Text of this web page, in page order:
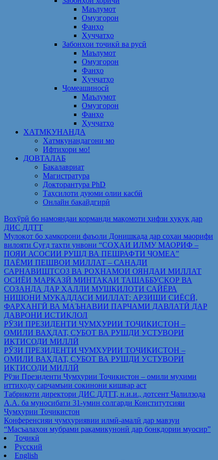
Маълумот
Омузгорон
Фанҳо
Ҳуҷҷатҳо
Забонҳои тоҷикӣ ва русӣ
Маълумот
Омузгорон
Фанҳо
Ҳуҷҷатҳо
Ҷомеашиносӣ
Маълумот
Омузгорон
Фанҳо
Ҳуҷҷатҳо
ХАТМКУНАНДА
Хатмкунандагони мо
Ифтихори мо!
ДОВТАЛАБ
Бакалавриат
Магистратура
Докторантура PhD
Таҳсилоти дуюми олии касбӣ
Онлайн бақайдгирӣ
Вохўрӣ бо намояндаи корманди мақомоти ҳифзи ҳуқуқ дар
ДИС ДДТТ
Мулоқот бо ҳамкорони фаъоли Донишкада дар соҳаи маорифи
вилояти Суғд таҳти унвони “СОҲАИ ИЛМУ МАОРИФ –
ПОЯИ АСОСИИ РУШД ВА ПЕШРАФТИ ҶОМЕА”
ПАЁМИ ПЕШВОИ МИЛЛАТ – САНАДИ
САРНАВИШТСОЗ ВА РОҲНАМОИ ОЯНДАИ МИЛЛАТ
ОСИЁИ МАРКАЗӢ МИНТАҚАИ ТАШАББУСКОР ВА
СОЗАНДА ДАР ҲАЛЛИ МУШКИЛОТИ САЙЁРА
НИШОНИ МУҚАДДАСИ МИЛЛАТ: АРЗИШИ СИЁСӢ,
ФАРҲАНГӢ ВА МАЪНАВИИ ПАРЧАМИ ДАВЛАТӢ ДАР
ДАВРОНИ ИСТИҚЛОЛ
РӮЗИ ПРЕЗИДЕНТИ ҶУМҲУРИИ ТОҶИКИСТОН –
ОМИЛИ ВАҲДАТ, СУБОТ ВА РУШДИ УСТУВОРИ
ИҚТИСОДИ МИЛЛӢ
РӮЗИ ПРЕЗИДЕНТИ ҶУМҲУРИИ ТОҶИКИСТОН –
ОМИЛИ ВАҲДАТ, СУБОТ ВА РУШДИ УСТУВОРИ
ИҚТИСОДИ МИЛЛӢ
Рўзи Президенти Ҷумҳурии Тоҷикистон – омили муҳими
иттиҳоду сарҷамъии сокинони кишвар аст
Табрикоти директори ДИС ДДТТ, н.и.и., дотсент Ҷалилзода
А.А. ба муносибати 31-умин солгарди Конститутсияи
Ҷумҳурии Тоҷикистон
Конференсияи ҷумҳуриявии илмӣ-амалӣ дар мавзуи
“Масъалаҳои мубрами рақамикунонӣ дар бонкдории муосир”
Тоҷикӣ
Русский
English